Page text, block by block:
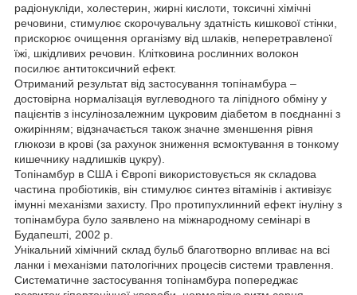
радіонукліди, холестерин, жирні кислоти, токсичні хімічні
речовини, стимулює скорочувальну здатність кишкової стінки,
прискорює очищення організму від шлаків, неперетравленої
їжі, шкідливих речовин. Клітковина рослинних волокон
посилює антитоксичний ефект.
Отриманий результат від застосування топінамбура –
достовірна нормалізація вуглеводного та ліпідного обміну у
пацієнтів з інсулінозалежним цукровим діабетом в поєднанні з
ожирінням; відзначається також значне зменшення рівня
глюкози в крові (за рахунок зниження всмоктування в тонкому
кишечнику надлишків цукру).
Топінамбур в США і Європі використовується як складова
частина пробіотиків, він стимулює синтез вітамінів і активізує
імунні механізми захисту. Про протипухлинний ефект інуліну з
топінамбура було заявлено на міжнародному семінарі в
Будапешті, 2002 р.
Унікальний хімічний склад бульб благотворно впливає на всі
ланки і механізми патологічних процесів системи травлення.
Систематичне застосування топінамбура попереджає